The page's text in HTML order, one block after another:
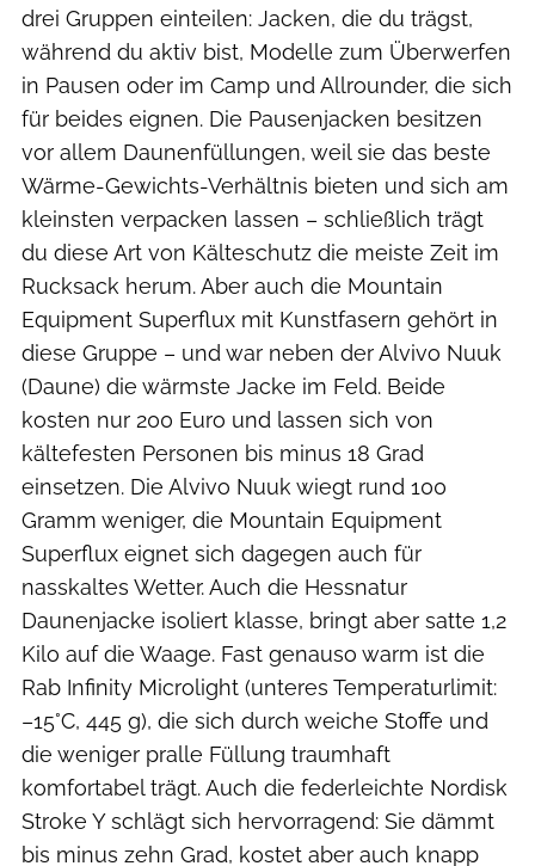
drei Gruppen einteilen: Jacken, die du trägst,
während du aktiv bist, Modelle zum Überwerfen
in Pausen oder im Camp und Allrounder, die sich
für beides eignen. Die Pausenjacken besitzen
vor allem Daunenfüllungen, weil sie das beste
Wärme-Gewichts-Verhältnis bieten und sich am
kleinsten verpacken lassen – schließlich trägt
du diese Art von Kälteschutz die meiste Zeit im
Rucksack herum. Aber auch die Mountain
Equipment Superflux mit Kunstfasern gehört in
diese Gruppe – und war neben der Alvivo Nuuk
(Daune) die wärmste Jacke im Feld. Beide
kosten nur 200 Euro und lassen sich von
kältefesten Personen bis minus 18 Grad
einsetzen. Die Alvivo Nuuk wiegt rund 100
Gramm weniger, die Mountain Equipment
Superflux eignet sich dagegen auch für
nasskaltes Wetter. Auch die Hessnatur
Daunenjacke isoliert klasse, bringt aber satte 1,2
Kilo auf die Waage. Fast genauso warm ist die
Rab Infinity Microlight (unteres Temperaturlimit:
–15°C, 445 g), die sich durch weiche Stoffe und
die weniger pralle Füllung traumhaft
komfortabel trägt. Auch die federleichte Nordisk
Stroke Y schlägt sich hervorragend: Sie dämmt
bis minus zehn Grad, kostet aber auch knapp